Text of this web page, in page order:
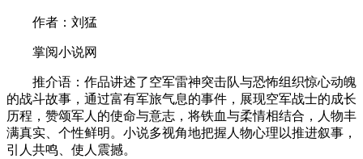
作者：刘猛
掌阅小说网
推介语：作品讲述了空军雷神突击队与恐怖组织惊心动魄
的战斗故事，通过富有军旅气息的事件，展现空军战士的成长
历程，赞颂军人的使命与意志，将铁血与柔情相结合，人物丰
满真实、个性鲜明。小说多视角地把握人物心理以推进叙事，
引人共鸣、使人震撼。